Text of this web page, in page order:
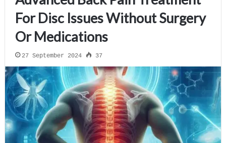
For Disc Issues Without Surgery
Or Medications
27 September 2024 37